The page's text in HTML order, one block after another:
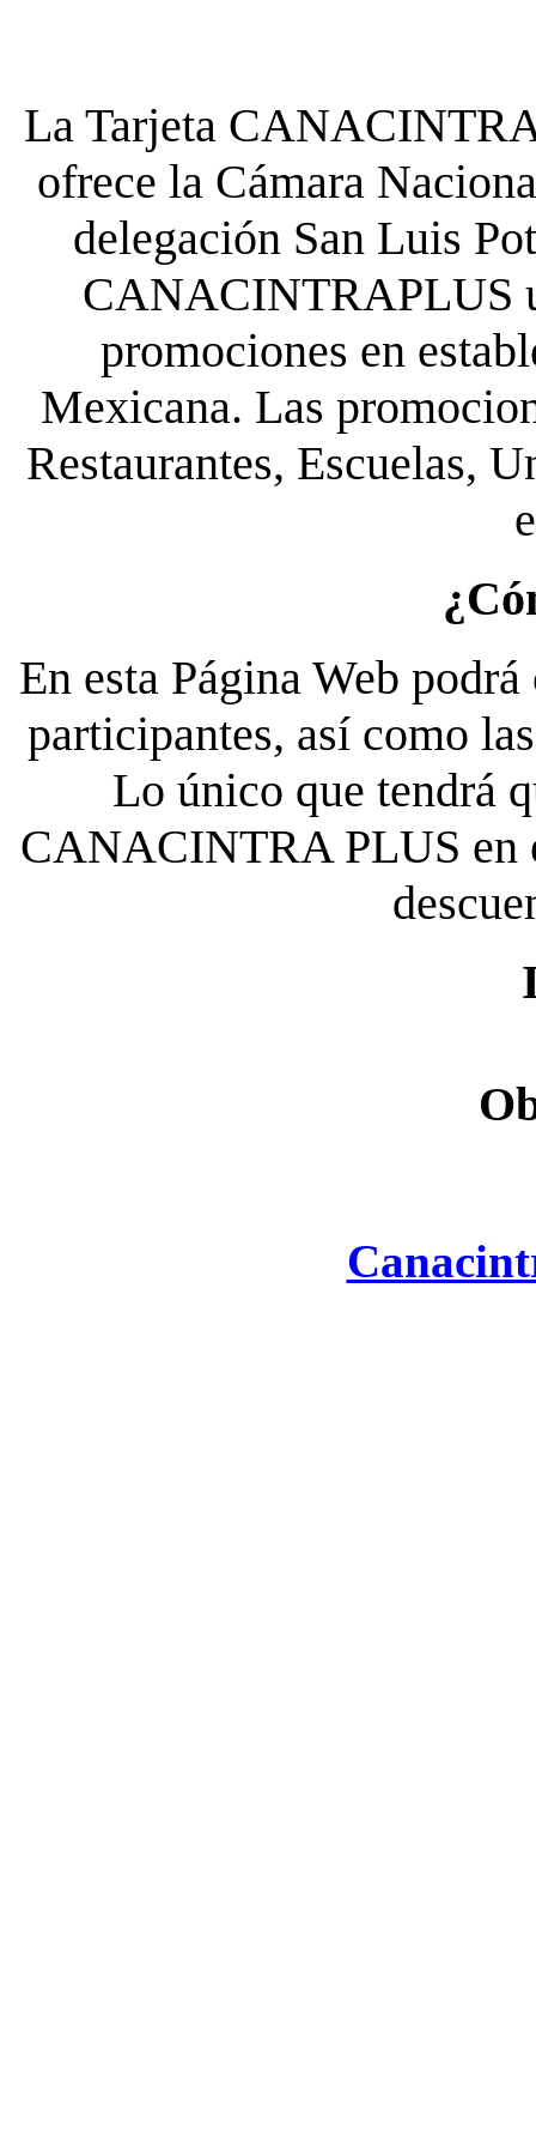
La Tarjeta
ofrece la Cámara
delegación San Luis
CANACINTRAPLUS
promociones en
Mexicana. Las
Restaurantes, Escuelas,
En esta Página Web
participantes, así como
Lo único que tendrá
CANACINTRA PLUS en